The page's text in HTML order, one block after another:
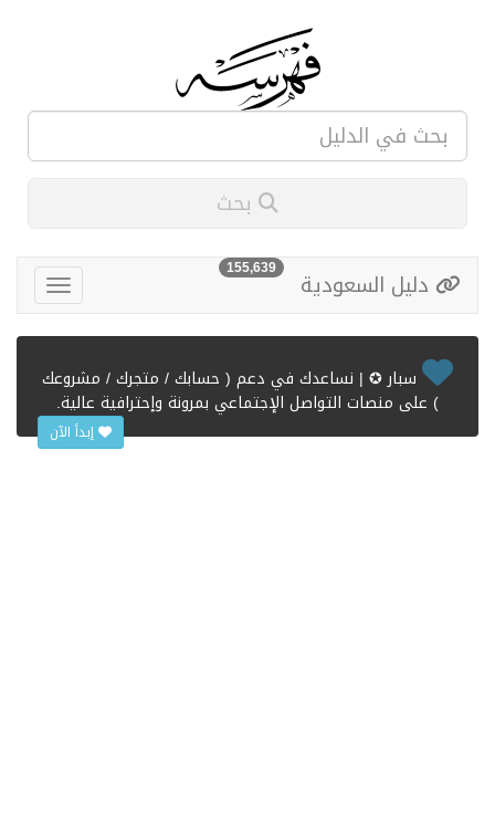
دليل السعودية 155,639
سبار ✪ | نساعدك في دعم ( حسابك / متجرك / مشروعك
) على منصات التواصل الإجتماعي بمرونة وإحترافية عالية.
إبدأ الآن